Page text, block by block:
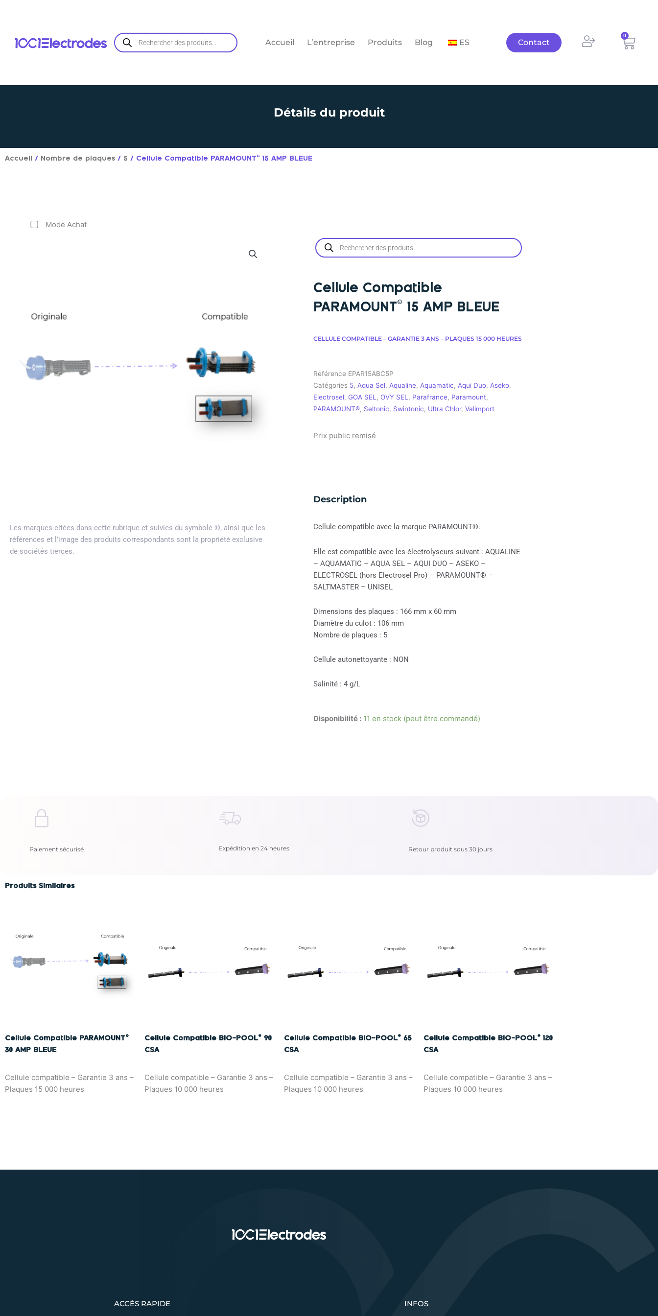
Recherche
de
produits
Accueil L’entreprise Produits Blog ES Contact
0
Détails du produit
Accueil / Nombre de plaques / 5 / Cellule Compatible PARAMOUNT© 15 AMP BLEUE
Mode Achat
Les marques citées dans cette rubrique et suivies du symbole ®, ainsi que les
références et l’image des produits correspondants sont la propriété exclusive
de sociétés tierces.
Recherche
de
produits
Cellule Compatible
PARAMOUNT© 15 AMP BLEUE
CELLULE COMPATIBLE – GARANTIE 3 ANS – PLAQUES 15 000 HEURES
Référence EPAR15ABC5P
Catégories 5, Aqua Sel, Aqualine, Aquamatic, Aqui Duo, Aseko,
Electrosel, GOA SEL , OVY SEL , Parafrance, Paramount,
PARAMOUNT®, Seltonic, Swintonic, Ultra Chlor, Valimport
Prix public remisé
Description
Cellule compatible avec la marque PARAMOUNT®.
Elle est compatible avec les électrolyseurs suivant : AQUALINE
– AQUAMATIC – AQUA SEL – AQUI DUO – ASEKO –
ELECTROSEL (hors Electrosel Pro) – PARAMOUNT® –
SALTMASTER – UNISEL
Dimensions des plaques : 166 mm x 60 mm
Diamètre du culot : 106 mm
Nombre de plaques : 5
Cellule autonettoyante : NON
Salinité : 4 g/L
Disponibilité : 11 en stock (peut être commandé)
Paiement sécurisé Expédition en 24 heures Retour produit sous 30 jours
Produits Similaires
Cellule Compatible PARAMOUNT©
30 AMP BLEUE
Cellule compatible – Garantie 3 ans –
Plaques 15 000 heures
Cellule Compatible BIO-POOL® 90
CSA
Cellule compatible – Garantie 3 ans –
Plaques 10 000 heures
Cellule Compatible BIO-POOL® 65
CSA
Cellule compatible – Garantie 3 ans –
Plaques 10 000 heures
Cellule Compatible BIO-POOL® 120
CSA
Cellule compatible – Garantie 3 ans –
Plaques 10 000 heures
ACCÈS RAPIDE INFOS